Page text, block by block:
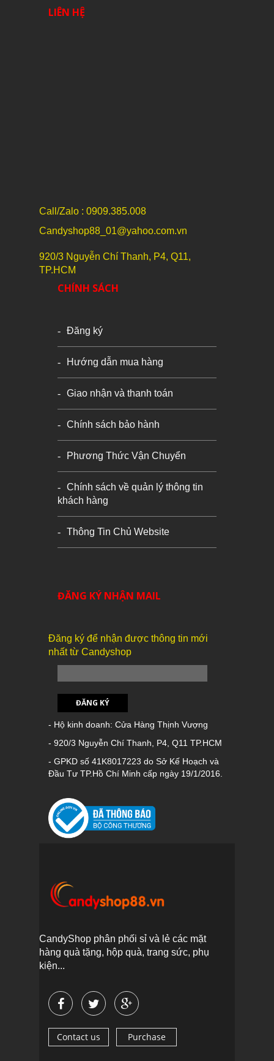
LIÊN HỆ
Call/Zalo : 0909.385.008
Candyshop88_01@yahoo.com.vn
920/3 Nguyễn Chí Thanh, P4, Q11,
TP.HCM
CHÍNH SÁCH
Đăng ký
Hướng dẫn mua hàng
Giao nhận và thanh toán
Chính sách bảo hành
Phương Thức Vận Chuyển
Chính sách về quản lý thông tin
khách hàng
Thông Tin Chủ Website
ĐĂNG KÝ NHẬN MAIL
Đăng ký để nhận được thông tin mới
nhất từ Candyshop
ĐĂNG KÝ
- Hộ kinh doanh: Cửa Hàng Thịnh Vượng
- 920/3 Nguyễn Chí Thanh, P4, Q11 TP.HCM
- GPKD số 41K8017223 do Sở Kế Hoạch và
Đầu Tư TP.Hồ Chí Minh cấp ngày 19/1/2016.
CandyShop phân phối sỉ và lẻ các mặt
hàng quà tặng, hộp quà, trang sức, phụ
kiện...
Contact us Purchase